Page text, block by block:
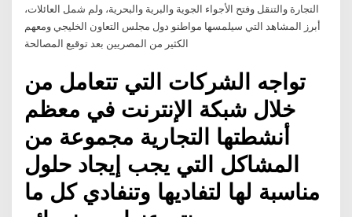
التجارة والتنقل وفتح الأجواء الجوية والبرية والبحرية، ولم شمل العائلات،
أبرز المشاهد التي سيلمسها مواطنو دول مجلس التعاون الخليجي ومعهم
الكثير من المصريين بعد توقيع المصالحة
تواجه الشركات التي تتعامل من
خلال شبكة الإنترنت في معظم
أنشطتها التجارية مجموعة من
المشاكل التي يجب إيجاد حلول
مناسبة لها لتفاديها وتنفادي كل ما